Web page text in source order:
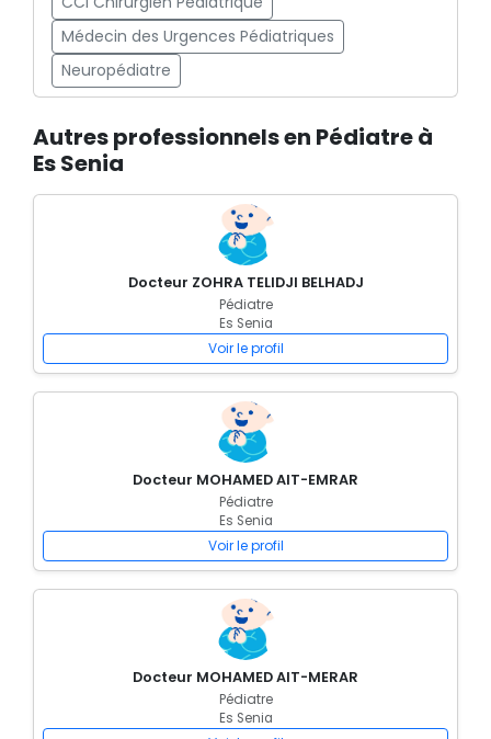
Médecin des Urgences Pédiatriques
Neuropédiatre
Autres professionnels en Pédiatre à
Es Senia
Docteur ZOHRA TELIDJI BELHADJ
Pédiatre
Es Senia
Voir le profil
Docteur MOHAMED AIT-EMRAR
Pédiatre
Es Senia
Voir le profil
Docteur MOHAMED AIT-MERAR
Pédiatre
Es Senia